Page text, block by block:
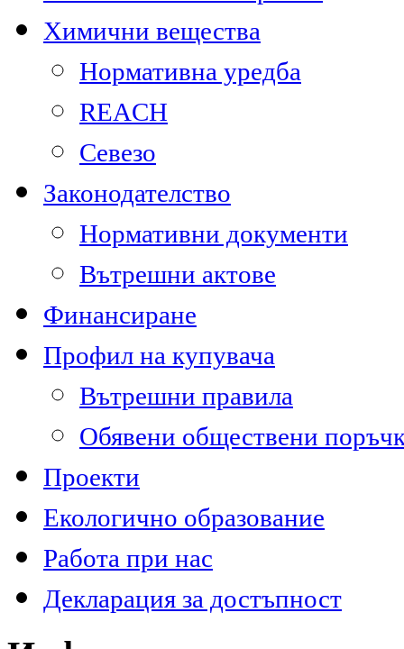
Химични вещества
Нормативна уредба
REACH
Севезо
Законодателство
Нормативни документи
Вътрешни актове
Финансиране
Профил на купувача
Вътрешни правила
Обявени обществени
Проекти
Екологично образование
Работа при нас
Декларация за достъпност